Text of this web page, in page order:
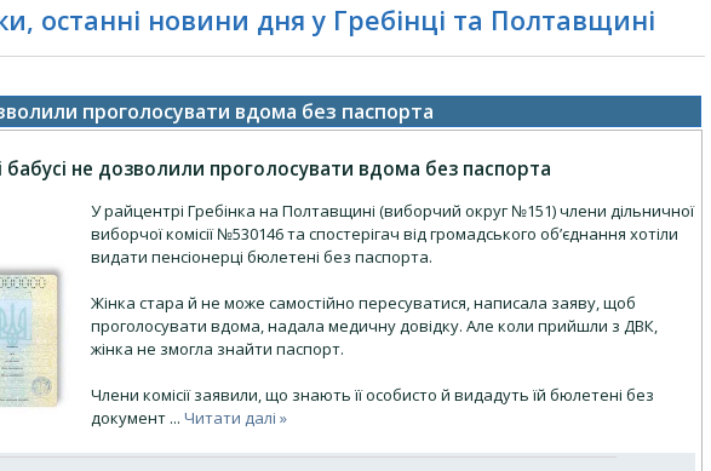
останні новини дня у Гребінці та Полтавщині
проголосувати вдома без паспорта
бабусі не дозволили проголосувати вдома без паспорта
У райцентрі Гребінка на Полтавщині (виборчий округ №151) члени дільничної
виборчої комісії №530146 та спостерігач від громадського об’єднання хотіли
видати пенсіонерці бюлетені без паспорта.
Жінка стара й не може самостійно пересуватися, написала заяву, щоб
проголосувати вдома, надала медичну довідку. Але коли прийшли з ДВК,
жінка не змогла знайти паспорт.
Члени комісії заявили, що знають її особисто й видадуть їй бюлетені без
документ ... Читати далі »